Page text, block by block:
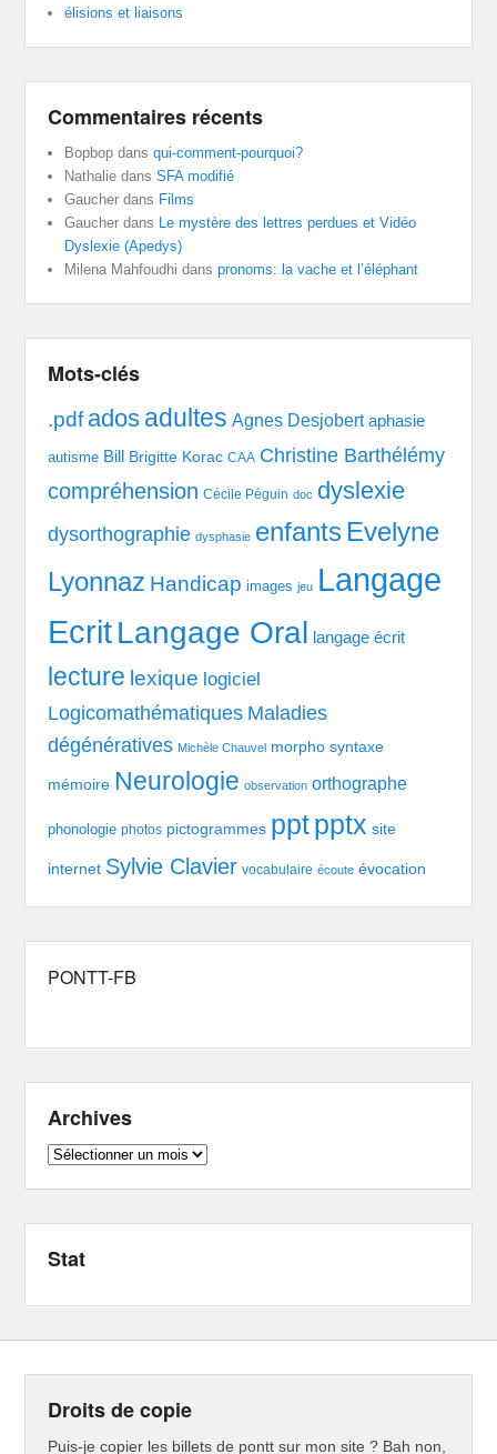
élisions et liaisons
Commentaires récents
Bopbop dansqui-comment-pourquoi?
Nathalie dansSFA modifié
Gaucher dans Films
Gaucher dans Le mystère des lettres perdues et Vidéo
Dyslexie (Apedys)
Milena Mahfoudhi danspronoms: la vache et l’éléphant
Mots-clés
.pdf ados adultes Agnes Desjobert aphasie
autisme Bill Brigitte Korac CAA Christine Barthélémy
compréhension Cécile Péguin doc dyslexie
dysorthographie dysphasie enfants Evelyne
Lyonnaz Handicap images jeu Langage
EcritLangage Oral langage écrit
lecture lexique logiciel
Logicomathématiques Maladies
dégénératives Michèle Chauvel morpho syntaxe
mémoire Neurologie observation orthographe
phonologie photos pictogrammes pptpptx site
internet Sylvie Clavier vocabulaire écoute évocation
PONTT-FB
Archives
Archives
Stat
Droits de copie
Puis-je copier les billets de pontt sur mon site ? Bah non,